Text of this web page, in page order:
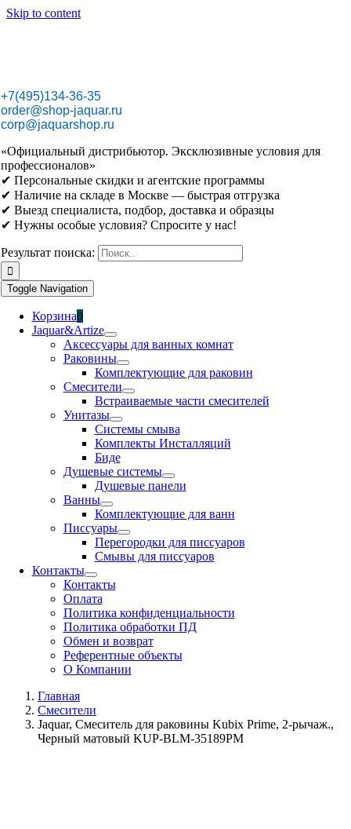
Skip to content
+7(495)134-36-35
order@shop-jaquar.ru
corp@jaquarshop.ru
«Официальный дистрибьютор. Эксклюзивные условия для
профессионалов»
✔ Персональные скидки и агентские программы
✔ Наличие на складе в Москве — быстрая отгрузка
✔ Выезд специалиста, подбор, доставка и образцы
✔ Нужны особые условия? Спросите у нас!
Результат поиска:
Toggle Navigation
Корзина0
Jaquar&Artize
Аксессуары для ванных комнат
Раковины
Комплектующие для раковин
Смесители
Встраиваемые части смесителей
Унитазы
Системы смыва
Комплекты Инсталляций
Биде
Душевые системы
Душевые панели
Ванны
Комплектующие для ванн
Писсуары
Перегородки для писсуаров
Смывы для писсуаров
Контакты
Контакты
Оплата
Политика конфиденциальности
Политика обработки ПД
Обмен и возврат
Референтные объекты
О Компании
Главная
Смесители
Jaquar, Смеситель для раковины Kubix Prime, 2-рычаж.,
Черный матовый KUP-BLM-35189PM